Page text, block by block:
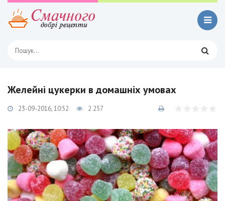
Желейні цукерки в домашніх умовах
23-09-2016, 10:52 2 257